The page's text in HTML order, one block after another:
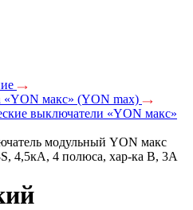
«YON макс» (YON max)
выключатели «YON макс»
модульный YON макс
4,5кА, 4 полюса, хар-ка B, 3А